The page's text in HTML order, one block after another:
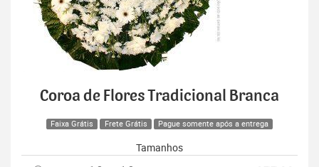
Coroa de Flores Tradicional Branca
Faixa Grátis Frete Grátis Pague somente após a entrega
Tamanhos